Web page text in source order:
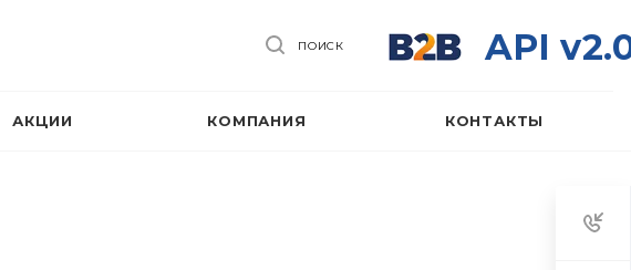
API
ПОИСК
АКЦИИ КОМПАНИЯ КОНТАКТЫ